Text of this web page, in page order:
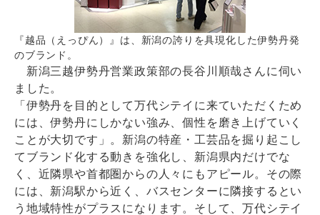
『越品（えっぴん）』は、新潟の誇りを具現化した伊勢丹発
のブランド。
新潟三越伊勢丹営業政策部の長谷川順哉さんに伺い
ました。
「伊勢丹を目的として万代シテイに来ていただくため
には、伊勢丹にしかない強み、個性を磨き上げていく
ことが大切です」。新潟の特産・工芸品を掘り起こし
てブランド化する動きを強化し、新潟県内だけでな
く、近隣県や首都圏からの人々にもアピール。その際
には、新潟駅から近く、バスセンターに隣接するとい
う地域特性がプラスになります。そして、万代シテイ